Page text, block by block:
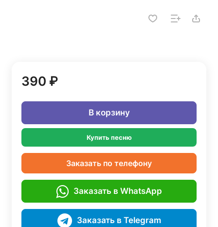
390 ₽
В корзину
Купить песню
Заказать по телефону
Заказать в WhatsApp
Заказать в Telegram